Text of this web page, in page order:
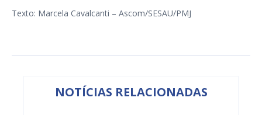
Texto: Marcela Cavalcanti – Ascom/SESAU/PMJ
NOTÍCIAS RELACIONADAS